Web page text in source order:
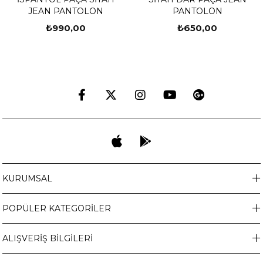
JEAN PANTOLON
₺990,00
PANTOLON
₺650,00
KURUMSAL
POPÜLER KATEGORİLER
ALIŞVERİŞ BİLGİLERİ